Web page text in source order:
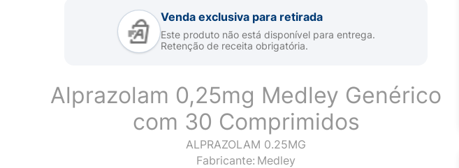
Venda exclusiva para retirada
Este produto não está disponível para entrega.
Retenção de receita obrigatória.
Alprazolam 0,25mg Medley Genérico
com 30 Comprimidos
ALPRAZOLAM 0.25MG
Fabricante: Medley